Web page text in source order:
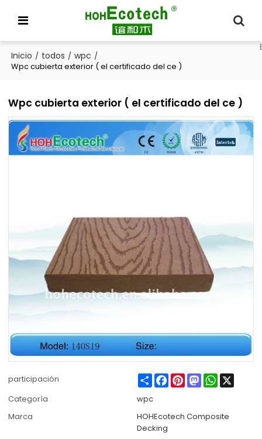
Inicio / todos / wpc /
Wpc cubierta exterior ( el certificado del ce )
Wpc cubierta exterior ( el certificado del ce )
participación ShareFacebook
PinterestMastodonWhatsApp
X
Categoría
wpc
Marca
HOHEcotech Composite
Decking